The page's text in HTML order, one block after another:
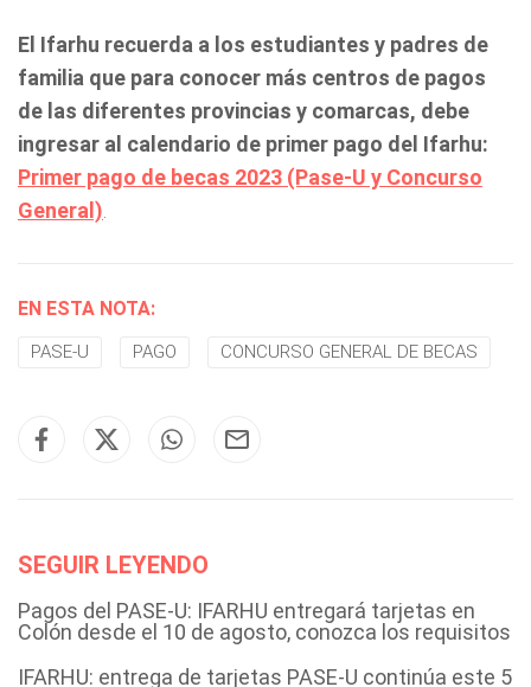
El Ifarhu recuerda a los estudiantes y padres de
familia que para conocer más centros de pagos
de las diferentes provincias y comarcas, debe
ingresar al calendario de primer pago del Ifarhu:
Primer pago de becas 2023 (Pase-U y Concurso
General)
EN ESTA NOTA:
PASE-U PAGO CONCURSO GENERAL DE BECAS
SEGUIR LEYENDO
Pagos del PASE-U: IFARHU entregará tarjetas en
Colón desde el 10 de agosto, conozca los requisitos
IFARHU: entrega de tarjetas PASE-U continúa este 5